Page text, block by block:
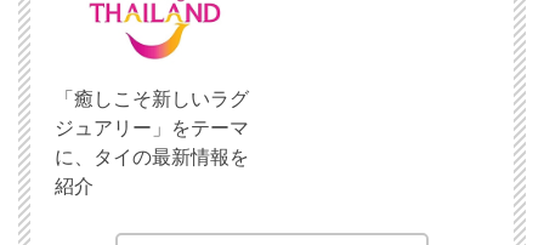
「癒しこそ新しいラグ
ジュアリー」をテーマ
に、タイの最新情報を
紹介